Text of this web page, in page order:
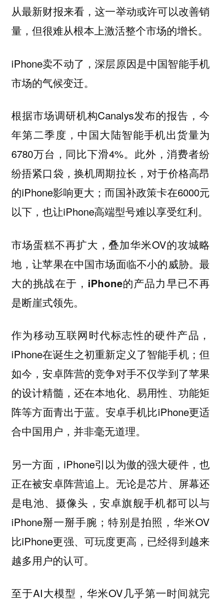
从最新财报来看，这一举动或许可以改善销
量，但很难从根本上激活整个市场的增长。
iPhone卖不动了，深层原因是中国智能手机
市场的气候变迁。
根据市场调研机构Canalys发布的报告，今
年第二季度，中国大陆智能手机出货量为
6780万台，同比下滑4%。此外，消费者纷
纷捂紧口袋，换机周期拉长，对于价格高昂
的iPhone影响更大；而国补政策卡在6000元
以下，也让iPhone高端型号难以享受红利。
市场蛋糕不再扩大，叠加华米OV的攻城略
地，让苹果在中国市场面临不小的威胁。最
大的挑战在于， iPhone的产品力早已不再
是断崖式领先。
作为移动互联网时代标志性的硬件产品，
iPhone在诞生之初重新定义了智能手机；但
如今，安卓阵营的竞争对手不仅学到了苹果
的设计精髓，还在本地化、易用性、功能矩
阵等方面青出于蓝。安卓手机比iPhone更适
合中国用户，并非毫无道理。
另一方面，iPhone引以为傲的强大硬件，也
正在被安卓阵营追上。无论是芯片、屏幕还
是电池、摄像头，安卓旗舰手机都可以与
iPhone掰一掰手腕；特别是拍照，华米OV
比iPhone更强、可玩度更高，已经得到越来
越多用户的认可。
至于AI大模型，华米OV几乎第一时间就完